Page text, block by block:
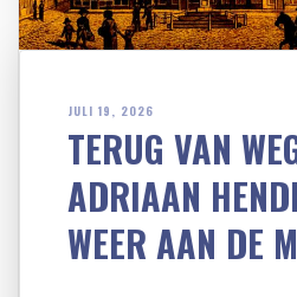
JULI 19, 2026
TERUG VAN
ADRIAAN
WEER AAN DE